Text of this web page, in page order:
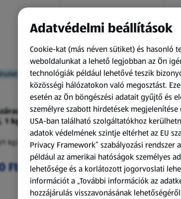
tart
1 kg
kg)
Ft
Amíg a készlet tart
XXL
ACTIMEL
Actimel joghurtital, 8
palack
0,8 kg
(1 186,25 Ft/1 kg)
949,00 Ft
Adatvédelmi beállítások
Cookie-kat (más néven sütiket) és hasonló
weboldalunkat a lehető legjobban az Ön
technológiák például lehetővé teszik
közösségi hálózatokon való megosztást.
esetén az Ön böngészési adatait gyűjtő és
személyre szabott hirdetések
USA-ban található szolgáltatókhoz
adatok védelmének szintje eltérhet az EU
Privacy Framework” szabályozási rendszer
például az amerikai hatóságok személyes
lehetősége és a korlátozott jogorvoslati
információt a „További információk az
hozzájárulás visszavonásának